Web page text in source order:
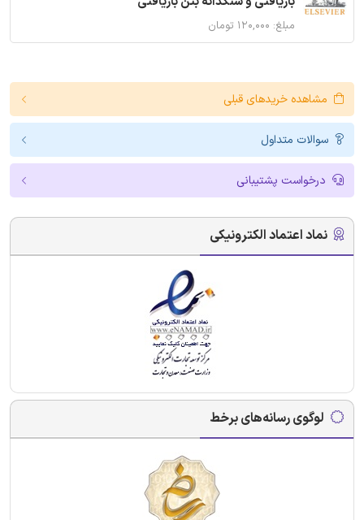
مبلغ: ۱۲۰,۰۰۰ تومان
مشاهده خریدهای قبلی
سوالات متداول
درخواست پشتیبانی
نماد اعتماد الکترونیکی
لوگوی رسانه‌های برخط